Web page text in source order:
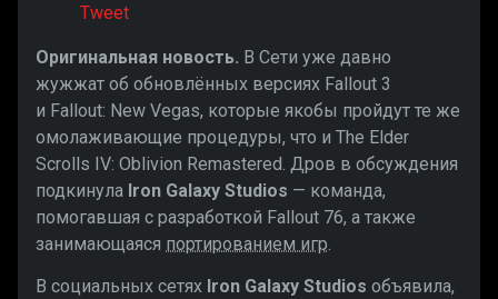
Tweet
Оригинальная новость. В Сети уже давно
жужжат об обновлённых версиях Fallout 3
и Fallout: New Vegas, которые якобы пройдут те же
омолаживающие процедуры, что и The Elder
Scrolls IV: Oblivion Remastered. Дров в обсуждения
подкинула Iron Galaxy Studios — команда,
помогавшая с разработкой Fallout 76, а также
занимающаяся портированием игр.
В социальных сетях Iron Galaxy Studios объявила,